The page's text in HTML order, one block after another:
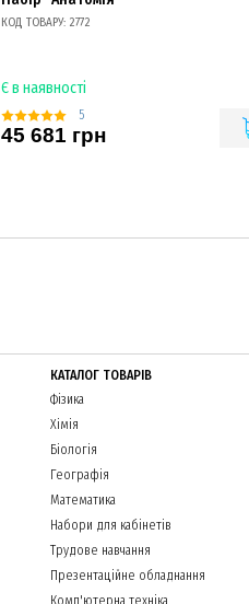
КОД ТОВАРУ: 2772
Є в наявності
5
45 681 грн
КАТАЛОГ ТОВАРІВ
Фізика
Хімія
Біологія
Географія
Математика
Набори для кабінетів
Трудове навчання
Презентаційне обладнання